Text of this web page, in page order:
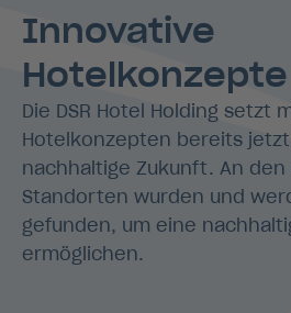
Innovative
Hotelkonzepte
Die DSR Hotel Holding setzt
Hotelkonzepten bereits
nachhaltige Zukunft. An
Standorten wurden und
gefunden, um eine
ermöglichen.